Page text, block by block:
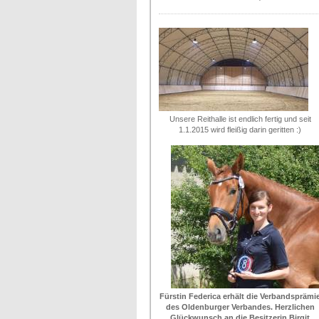
Unsere Reithalle ist endlich fertig und seit
1.1.2015 wird fleißig darin geritten :)
Fürstin Federica erhält die
des Oldenburger Verbandes. Herzlichen